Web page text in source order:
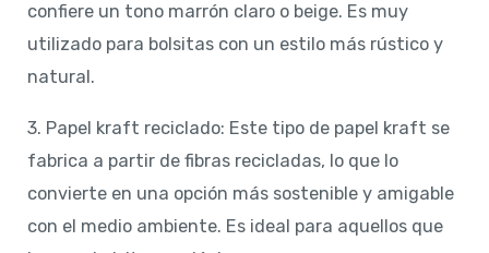
confiere un tono marrón claro o beige. Es muy
utilizado para bolsitas con un estilo más rústico y
natural.
3. Papel kraft reciclado: Este tipo de papel kraft se
fabrica a partir de fibras recicladas, lo que lo
convierte en una opción más sostenible y amigable
con el medio ambiente. Es ideal para aquellos que